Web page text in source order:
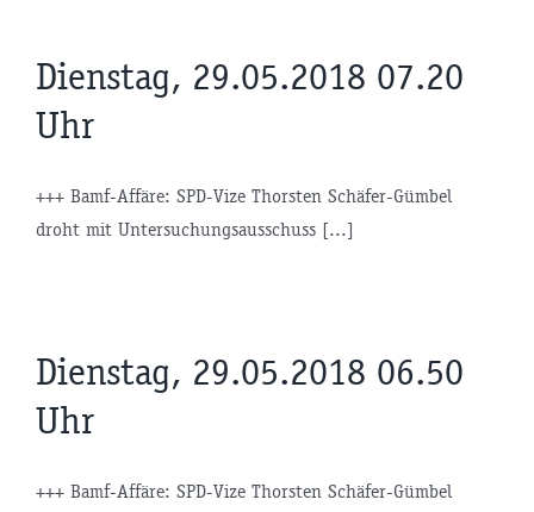
Dienstag, 29.05.2018 07.20
Uhr
+++ Bamf-Affäre: SPD-Vize Thorsten Schäfer-Gümbel
droht mit Untersuchungsausschuss [...]
Dienstag, 29.05.2018 06.50
Uhr
+++ Bamf-Affäre: SPD-Vize Thorsten Schäfer-Gümbel